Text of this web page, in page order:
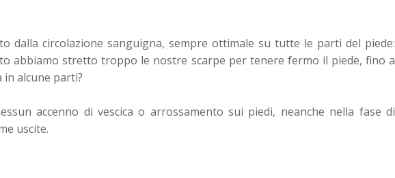
dalla circolazione sanguigna, sempre ottimale su tutte le parti del piede:
abbiamo stretto troppo le nostre scarpe per tenere fermo il piede, fino a
alcune parti?
accenno di vescica o arrossamento sui piedi, neanche nella fase di
uscite.